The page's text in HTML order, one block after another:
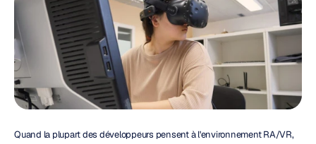
Quand la plupart des développeurs pensent à l'environnement RA/VR,